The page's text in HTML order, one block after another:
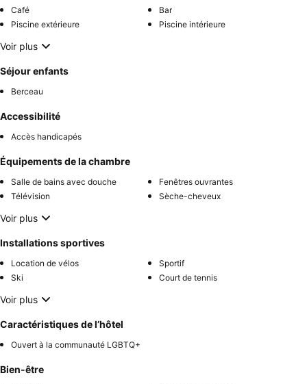
Café
Bar
Piscine extérieure
Piscine intérieure
Voir plus
Séjour enfants
Berceau
Accessibilité
Accès handicapés
Équipements de la chambre
Salle de bains avec douche
Fenêtres ouvrantes
Télévision
Sèche-cheveux
Voir plus
Installations sportives
Location de vélos
Sportif
Ski
Court de tennis
Voir plus
Caractéristiques de l’hôtel
Ouvert à la communauté LGBTQ+
Bien-être